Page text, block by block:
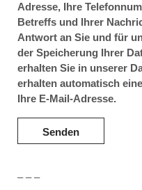
Adresse, Ihre
Betreffs und Ihrer
Antwort an Sie und für
der Speicherung Ihrer
erhalten Sie in unserer
erhalten automatisch
Ihre E-Mail-Adresse.
– – –